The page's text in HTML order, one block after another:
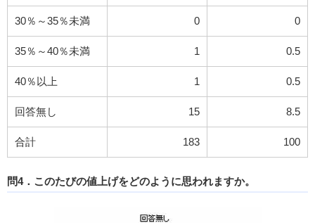
30％～35％未満 0 0
35％～40％未満 1 0.5
40％以上 1 0.5
回答無し 15 8.5
合計 183 100
問4．このたびの値上げをどのように思われますか。